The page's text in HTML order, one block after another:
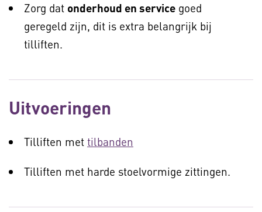
Zorg dat onderhoud en service goed
geregeld zijn, dit is extra belangrijk bij
tilliften.
Uitvoeringen
Tilliften met tilbanden
Tilliften met harde stoelvormige zittingen.